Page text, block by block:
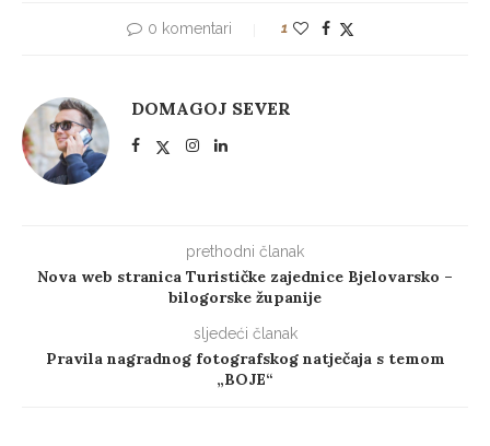
0 komentari 1
DOMAGOJ SEVER
prethodni članak
Nova web stranica Turističke zajednice Bjelovarsko –
bilogorske županije
sljedeći članak
Pravila nagradnog fotografskog natječaja s temom
„BOJE“